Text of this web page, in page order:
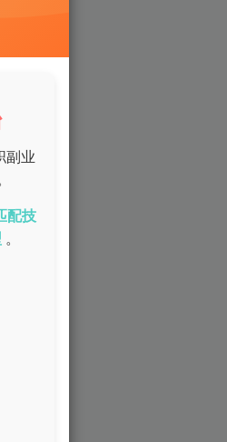
副业
配技
。